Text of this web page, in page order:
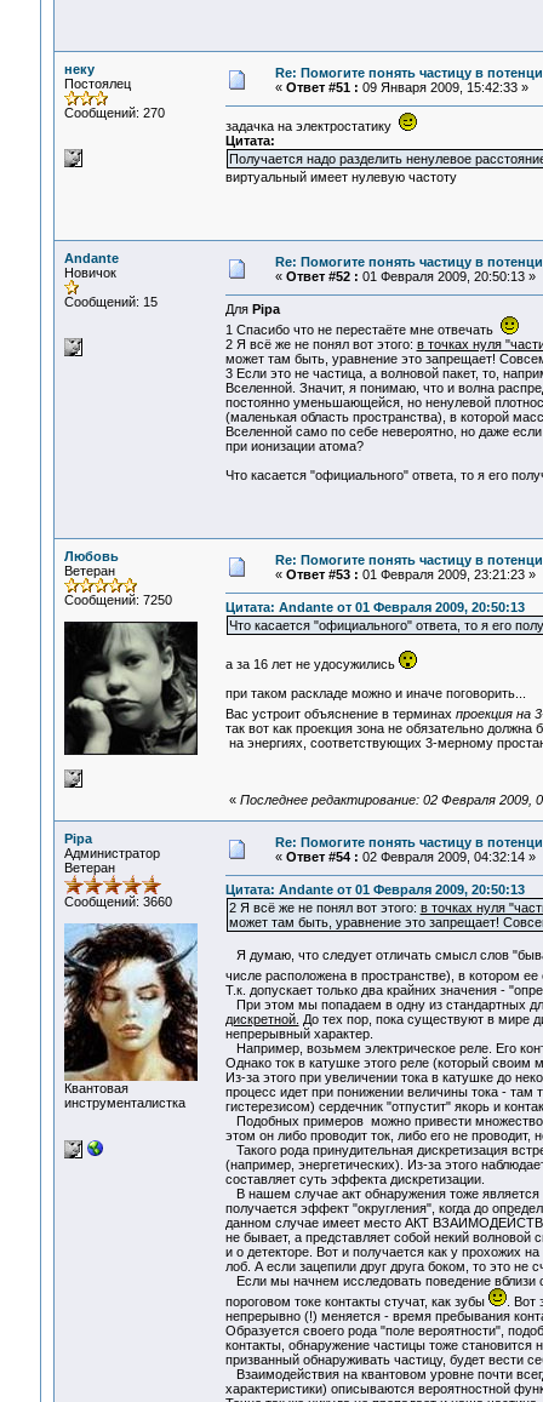
неку
Постоялец
Сообщений: 270
Re: Помогите понять частицу в
« Ответ #51 : 09 Января 2009, 15:42:33 »
задачка на электростатику
Цитата:
Получается надо разделить ненулевое
виртуальный имеет нулевую частоту
Andante
Новичок
Сообщений: 15
Re: Помогите понять частицу в
« Ответ #52 : 01 Февраля 2009, 20:50:13 »
Для Pipa
1 Спасибо что не перестаёте мне отвечать
2 Я всё же не понял вот этого: в точках нуля
может там быть, уравнение это запрещает!
3 Если это не частица, а волновой пакет, то,
Вселенной. Значит, я понимаю, что и волна
постоянно уменьшающейся, но ненулевой
(маленькая область пространства), в которой
Вселенной само по себе невероятно, но даже
при ионизации атома?
Что касается "официального" ответа, то я его
Любовь
Ветеран
Сообщений: 7250
Re: Помогите понять частицу в
« Ответ #53 : 01 Февраля 2009, 23:21:23 »
Цитата: Andante от 01 Февраля 2009, 20:50:13
Что касается "официального" ответа, то я его
а за 16 лет не удосужились
при таком раскладе можно и иначе поговорить...
Вас устроит объяснение в терминах проекция на
так вот как проекция зона не обязательно должна
на энергиях, соответствующих 3-мерному
« Последнее редактирование: 02 Февраля 2009,
Pipa
Администратор
Ветеран
Сообщений: 3660
Квантовая
инструменталистка
Re: Помогите понять частицу в
« Ответ #54 : 02 Февраля 2009, 04:32:14 »
Цитата: Andante от 01 Февраля 2009, 20:50:13
2 Я всё же не понял вот этого: в точках нуля
может там быть, уравнение это запрещает!
Я думаю, что следует отличать смысл слов
числе расположена в пространстве), в котором
Т.к. допускает только два крайних значения -
При этом мы попадаем в одну из стандартных
дискретной. До тех пор, пока существуют в мире
непрерывный характер.
Например, возьмем электрическое реле. Его
Однако ток в катушке этого реле (который
Из-за этого при увеличении тока в катушке до
процесс идет при понижении величины тока - там
гистерезисом) сердечник "отпустит" якорь и
Подобных примеров можно привести множество.
этом он либо проводит ток, либо его не
Такого рода принудительная дискретизация
(например, энергетических). Из-за этого
составляет суть эффекта дискретизации.
В нашем случае акт обнаружения тоже является
получается эффект "округления", когда до
данном случае имеет место АКТ
не бывает, а представляет собой некий волновой
и о детекторе. Вот и получается как у прохожих
лоб. А если зацепили друг друга боком, то это не
Если мы начнем исследовать поведение вблизи
пороговом токе контакты стучат, как зубы
. Вот
непрерывно (!) меняется - время пребывания
Образуется своего рода "поле вероятности",
контакты, обнаружение частицы тоже
призванный обнаруживать частицу, будет вести
Взаимодействия на квантовом уровне почти
характеристики) описываются вероятностной